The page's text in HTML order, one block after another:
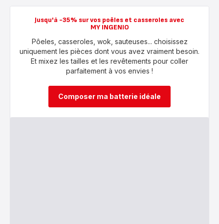
Jusqu'à -35% sur vos poêles et casseroles avec
MY INGENIO
Pôeles, casseroles, wok, sauteuses... choisissez
uniquement les pièces dont vous avez vraiment besoin.
Et mixez les tailles et les revêtements pour coller
parfaitement à vos envies !
Composer ma batterie idéale